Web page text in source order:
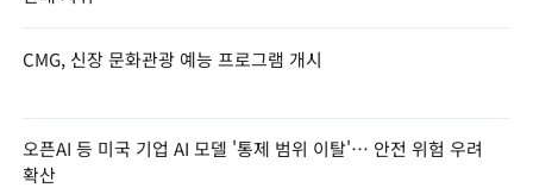
CMG, 신장 문화관광 예능 프로그램 개시
오픈AI 등 미국 기업 AI 모델 '통제 범위 이탈'… 안전 위험 우려
확산